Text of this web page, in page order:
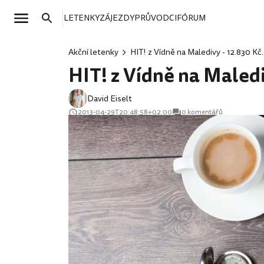
LETENKYZÁJEZDYPRŮVODCIFÓRUM
Akční letenky HIT! z Vídně na Maledivy - 12.830 Kč.
HIT! z Vídně na
David Eiselt
2013-04-29T20:48:58+02:00 0 komentářů